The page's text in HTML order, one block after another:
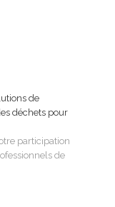
de
déchets pour
participation
de